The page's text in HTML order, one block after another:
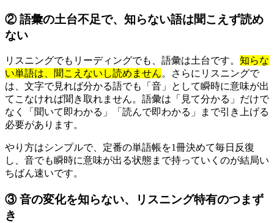
② 語彙の土台不足で、知らない語は聞こえず読め
ない
リスニングでもリーディングでも、語彙は土台です。 知らな
い単語は、聞こえないし読めません。さらにリスニングで
は、文字で見れば分かる語でも「音」として瞬時に意味が出
てこなければ聞き取れません。語彙は「見て分かる」だけで
なく「聞いて即わかる」「読んで即わかる」まで引き上げる
必要があります。
やり方はシンプルで、定番の単語帳を1冊決めて毎日反復
し、音でも瞬時に意味が出る状態まで持っていくのが結局い
ちばん速いです。
③ 音の変化を知らない、リスニング特有のつまず
き